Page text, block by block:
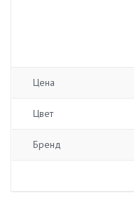
Цена
Цвет
Бренд